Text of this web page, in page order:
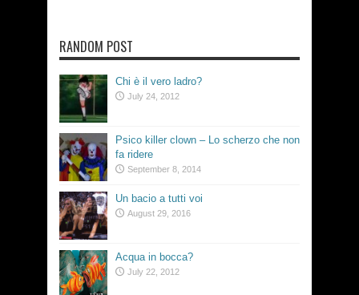
RANDOM POST
Chi è il vero ladro?
July 24, 2012
Psico killer clown – Lo scherzo che non
fa ridere
September 8, 2014
Un bacio a tutti voi
August 29, 2016
Acqua in bocca?
July 22, 2012